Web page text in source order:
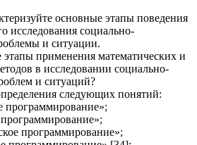
основные этапы поведения
исследования социально-
и ситуации.
применения математических и
в исследовании социально-
и ситуаций?
следующих понятий:
программирование»;
программирование»;